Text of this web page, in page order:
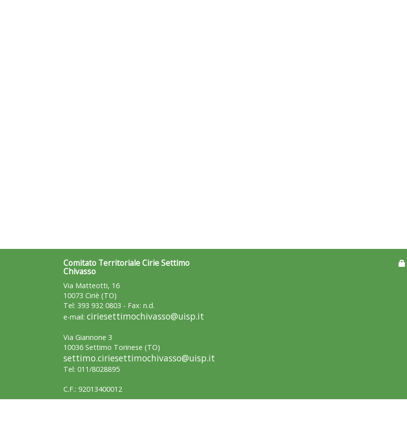
Comitato Territoriale Cirie Settimo
Chivasso
Via Matteotti, 16
10073 Ciriè (TO)
Tel: 393 932 0803 - Fax: n.d.
e-mail: ciriesettimochivasso@uisp.it
Via Giannone 3
10036 Settimo Torinese (TO)
settimo.ciriesettimochivasso@uisp.it
Tel: 011/8028895
C.F.: 92013400012